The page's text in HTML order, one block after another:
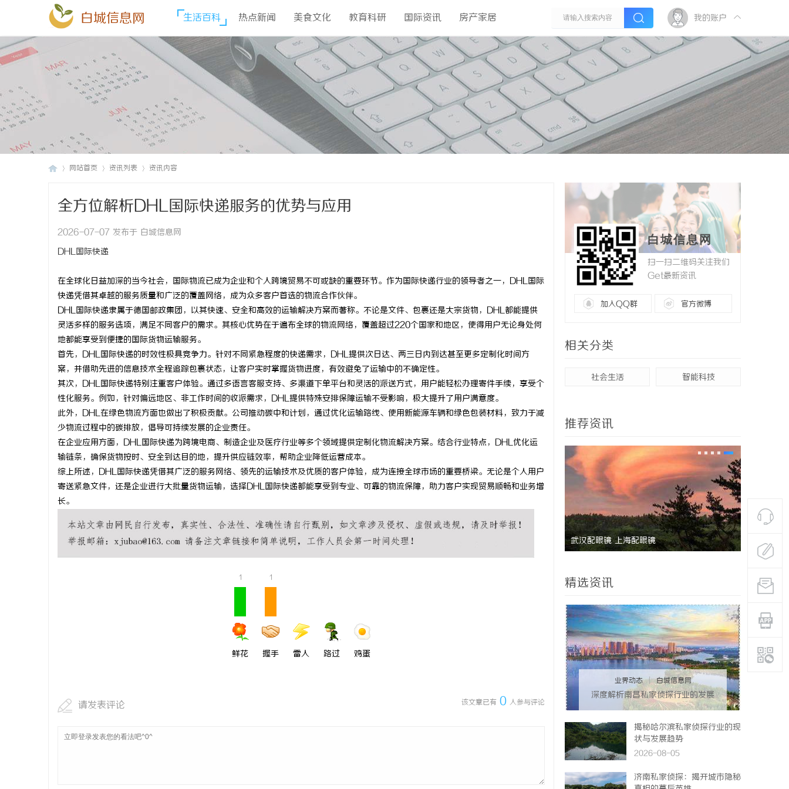
白城信息网 生活百科 热点新闻 美食文化 教育科研 国际资讯 房产家居 我的账户
网站首页 资讯列表 资讯内容
全方位解析DHL国际快递服务的优势与应用
2026-07-07 发布于 白城信息网
DHL国际快递
在全球化日益加深的当今社会，国际物流已成为企业和个人跨境贸易不可或缺的重要环节。作为国际快递行业的领导者之一，DHL国际
快递凭借其卓越的服务质量和广泛的覆盖网络，成为众多客户首选的物流合作伙伴。
DHL国际快递隶属于德国邮政集团，以其快速、安全和高效的运输解决方案而著称。不论是文件、包裹还是大宗货物，DHL都能提供
灵活多样的服务选项，满足不同客户的需求。其核心优势在于遍布全球的物流网络，覆盖超过220个国家和地区，使得用户无论身处何
地都能享受到便捷的国际货物运输服务。
首先，DHL国际快递的时效性极具竞争力。针对不同紧急程度的快递需求，DHL提供次日达、两三日内到达甚至更多定制化时间方
案，并借助先进的信息技术全程追踪包裹状态，让客户实时掌握货物进度，有效避免了运输中的不确定性。
其次，DHL国际快递特别注重客户体验。通过多语言客服支持、多渠道下单平台和灵活的派送方式，用户能轻松办理寄件手续，享受个
性化服务。例如，针对偏远地区、非工作时间的收派需求，DHL提供特殊安排保障运输不受影响，极大提升了用户满意度。
此外，DHL在绿色物流方面也做出了积极贡献。公司推动碳中和计划，通过优化运输路线、使用新能源车辆和绿色包装材料，致力于减
少物流过程中的碳排放，倡导可持续发展的企业责任。
在企业应用方面，DHL国际快递为跨境电商、制造企业及医疗行业等多个领域提供定制化物流解决方案。结合行业特点，DHL优化运
输链条，确保货物按时、安全到达目的地，提升供应链效率，帮助企业降低运营成本。
综上所述，DHL国际快递凭借其广泛的服务网络、领先的运输技术及优质的客户体验，成为连接全球市场的重要桥梁。无论是个人用户
寄送紧急文件，还是企业进行大批量货物运输，选择DHL国际快递都能享受到专业、可靠的物流保障，助力客户实现贸易顺畅和业务增
长。
1
鲜花
1
握手 雷人 路过 鸡蛋
该文章已有 0 人参与评论
请发表评论
白城信息网
扫一扫二维码关注我们
Get最新资讯
加入QQ群 官方微博
相关分类
社会生活 智能科技
推荐资讯
770PF-200纯树脂细粉：优质材料的全貌与 技术密集型企业的人才暗战：北京商业秘密律 武汉配眼镜 上海配眼镜 武汉配眼镜 上海配眼镜
精选资讯
业界动态 | 白城信息网
深度解析南昌私家侦探行业的发展
与应用现状
揭秘哈尔滨私家侦探行业的现
状与发展趋势
2026-08-05
济南私家侦探：揭开城市隐秘